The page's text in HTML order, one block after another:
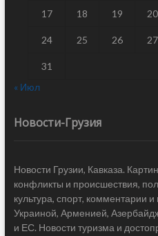
17 18 19 20
24 25 26 27
31
« Июл
Новости-Грузия
Новости Грузии, Кавказа.
конфликты и происшествия,
культура, спорт, комментарии
Украиной, Арменией,
и ЕС. Новости туризма и